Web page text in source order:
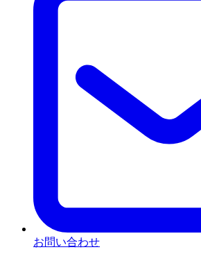
お問い合わせ